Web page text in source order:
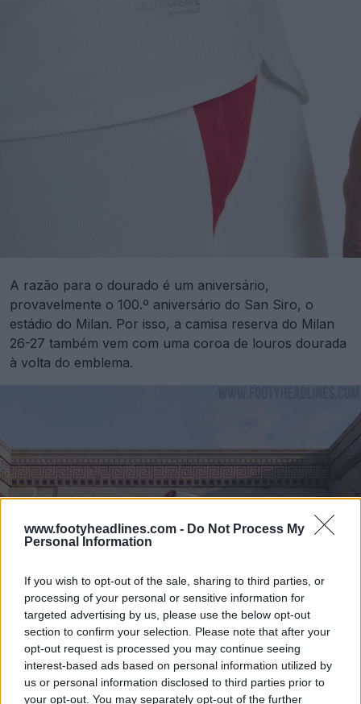
www.footyheadlines.com - Do Not Process My
Personal Information
If you wish to opt-out of the sale, sharing to third parties, or
processing of your personal or sensitive information for
targeted advertising by us, please use the below opt-out
section to confirm your selection. Please note that after your
opt-out request is processed you may continue seeing
interest-based ads based on personal information utilized by
us or personal information disclosed to third parties prior to
your opt-out. You may separately opt-out of the further
A razão para o dourado é um aniversário,
provavelmente o 100.º aniversário do San Siro, o
estádio do Milan. Por isso, a camisa reserva do Milan
26-27 também vem com uma coroa de louros dourada
à volta do emblema.